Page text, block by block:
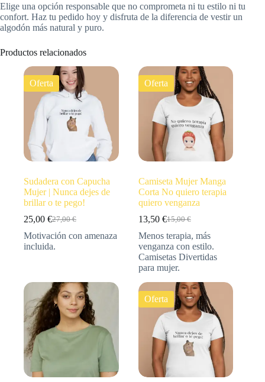
Elige una opción responsable que no comprometa ni tu estilo ni tu
confort. Haz tu pedido hoy y disfruta de la diferencia de vestir un
algodón más natural y puro.
Productos relacionados
Oferta
Sudadera con Capucha
Mujer | Nunca dejes de
brillar o te pego!
27,00€
25,00 €
Motivación con amenaza
incluida.
Oferta
Camiseta Mujer Manga
Corta No quiero terapia
quiero venganza
15,00€
13,50 €
Menos terapia, más
venganza con estilo.
Camisetas Divertidas
para mujer.
Oferta